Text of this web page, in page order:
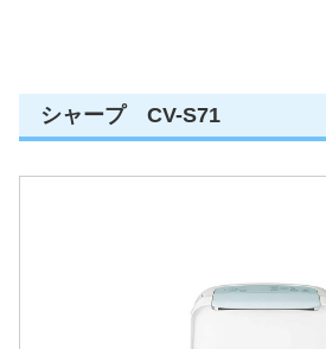
シャープ CV-S71